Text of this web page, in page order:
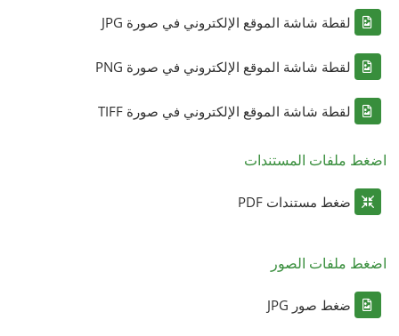
لقطة شاشة الموقع الإلكتروني في صورة JPG
لقطة شاشة الموقع الإلكتروني في صورة PNG
لقطة شاشة الموقع الإلكتروني في صورة TIFF
اضغط ملفات المستندات
ضغط مستندات PDF
اضغط ملفات الصور
ضغط صور JPG